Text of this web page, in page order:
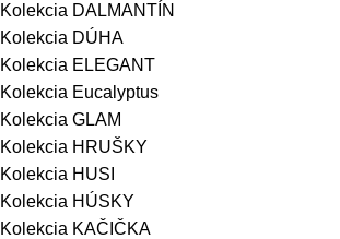
Kolekcia DALMANTÍN
Kolekcia DÚHA
Kolekcia ELEGANT
Kolekcia Eucalyptus
Kolekcia GLAM
Kolekcia HRUŠKY
Kolekcia HUSI
Kolekcia HÚSKY
Kolekcia KAČIČKA